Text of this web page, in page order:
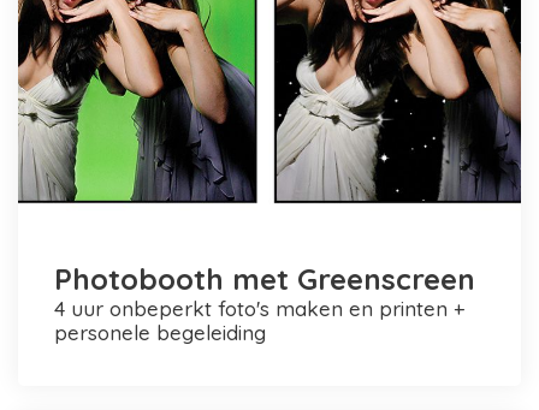
Photobooth met Greenscreen
4 uur onbeperkt foto's maken en printen +
personele begeleiding